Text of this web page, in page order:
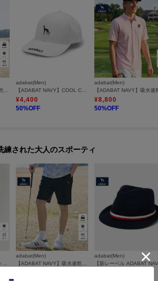
【ADABAT NAVY】吸水速乾/UVカット/接触冷感 AIR TOOL半袖モックT
adabat(Men)
【ADABAT NAVY】COOL CORE キャップ
¥4,400
50%OFF
adabat(Men)
¥8,800
50%OFF
練された大人のスポーティ
adabat(Men)
adabat(Men)